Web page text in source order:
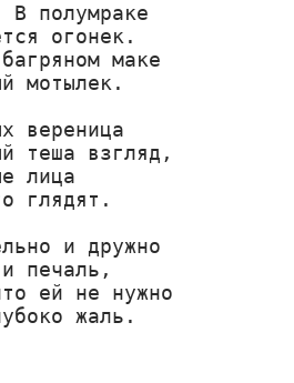
В полумраке
огонек.
маке
мотылек.
вереница
теша взгляд,
лица
глядят.
и дружно
печаль,
ей не нужно
жаль.